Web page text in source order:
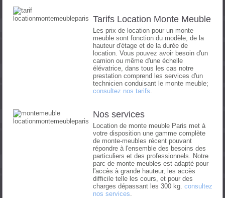
Tarifs Location Monte Meuble
Les prix de location pour un monte
meuble sont fonction du modèle, de la
hauteur d'étage et de la durée de
location. Vous pouvez avoir besoin d'un
camion ou même d'une échelle
élévatrice, dans tous les cas notre
prestation comprend les services d'un
technicien conduisant le monte meuble;
consultez nos tarifs
Nos services
Location de monte meuble Paris met à
votre disposition une gamme complète
de monte-meubles récent pouvant
répondre à l'ensemble des besoins des
particuliers et des professionnels. Notre
parc de monte meubles est adapté pour
l'accès à grande hauteur, les accès
difficile telle les cours, et pour des
charges dépassant les 300 kg.consultez
nos services